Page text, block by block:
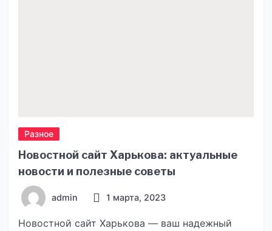
Разное
Новостной сайт Харькова: актуальные
новости и полезные советы
admin 1 марта, 2023
Новостной сайт Харькова — ваш надежный